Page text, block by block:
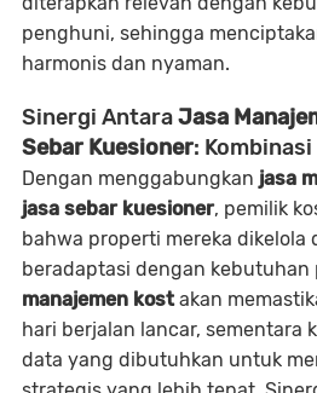
penghuni, sehingga
harmonis dan nyaman.
Sinergi AntaraJasa
Sebar Kuesioner:
Dengan menggabungkan jasa
jasa sebar kuesioner, pemilik
bahwa properti mereka dikelola
beradaptasi dengan kebutuhan
manajemen kostakan
hari berjalan lancar, sementara
data yang dibutuhkan untuk